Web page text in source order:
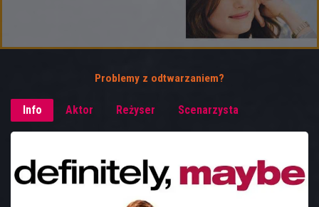
Problemy z odtwarzaniem?
Info Aktor Reżyser Scenarzysta